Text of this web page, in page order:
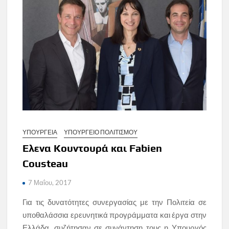
ΥΠΟΥΡΓΕΙΑ ΥΠΟΥΡΓΕΙΟ ΠΟΛΙΤΙΣΜΟΥ
Ελενα Κουντουρά και Fabien
Cousteau
7 Μαΐου, 2017
Για τις δυνατότητες συνεργασίας με την Πολιτεία σε
υποθαλάσσια ερευνητικά προγράμματα και έργα στην